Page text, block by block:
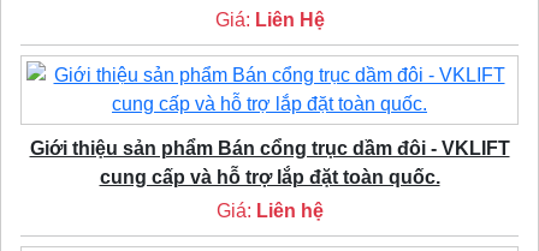
Giá: Liên Hệ
Giới thiệu sản phẩm Bán cổng trục dầm đôi - VKLIFT
cung cấp và hỗ trợ lắp đặt toàn quốc.
Giá: Liên hệ